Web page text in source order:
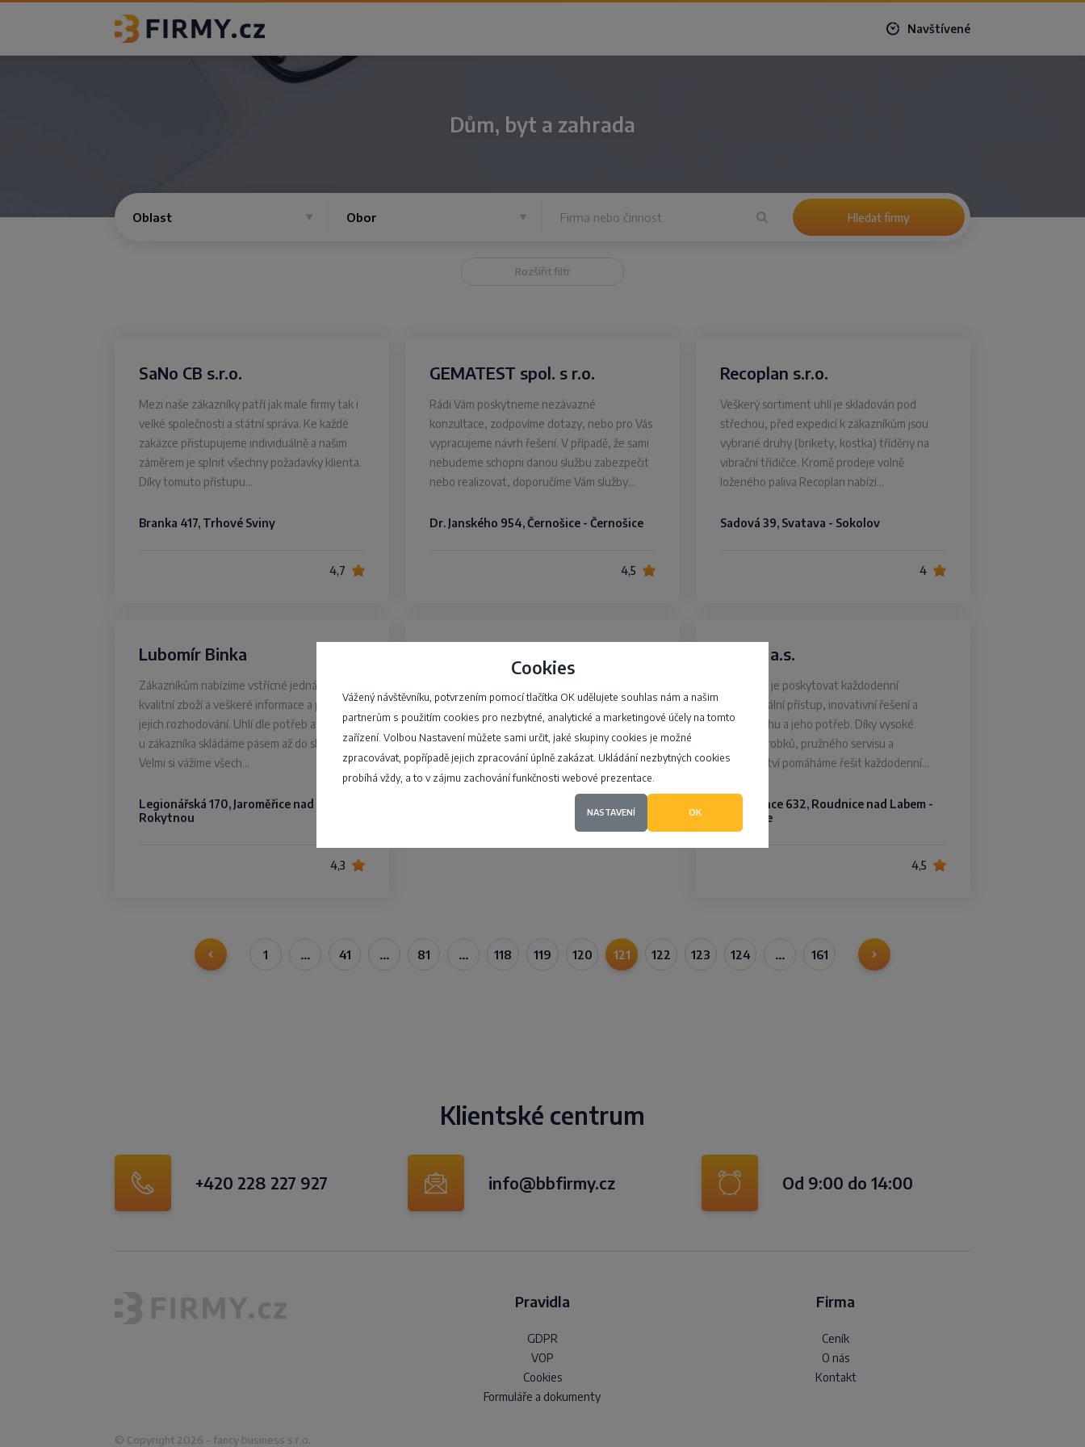
Cookies
Vážený návštěvníku, potvrzením pomocí tlačítka OK udělujete souhlas nám a našim
partnerům s použitím cookies pro nezbytné, analytické a marketingové účely na tomto
zařízení. Volbou Nastavení můžete sami určit, jaké skupiny cookies je možné
zpracovávat, popřípadě jejich zpracování úplně zakázat. Ukládání nezbytných cookies
probíhá vždy, a to v zájmu zachování funkčnosti webové prezentace.
NASTAVENÍ OK
Navštívené
Dům, byt a zahrada
Oblast Obor Hledat firmy
Rozšířit filtr
SaNo CB s.r.o.
Mezi naše zákazníky patří jak male firmy tak i
velké společnosti a státní správa. Ke každé
zakázce přistupujeme individuálně a našim
záměrem je splnit všechny požadavky klienta.
Díky tomuto přístupu…
Branka 417, Trhové Sviny
4,7
Lubomír Binka
Zákazníkům nabízíme vstřícné jednání,
kvalitní zboží a veškeré informace a pomoc při
jejich rozhodování. Uhlí dle potřeb a možnosti
u zákazníka skládáme pásem až do sklepa.
Velmi si vážíme všech…
Legionářská 170, Jaroměřice nad
Rokytnou
4,3
GEMATEST spol. s r.o.
Rádi Vám poskytneme nezávazné
konzultace, zodpovíme dotazy, nebo pro Vás
vypracujeme návrh řešení. V případě, že sami
nebudeme schopni danou službu zabezpečit
nebo realizovat, doporučíme Vám služby…
Dr. Janského 954, Černošice - Černošice
4,5
65, Líšnice - Vyšehorky
4,8
Recoplan s.r.o.
Veškerý sortiment uhlí je skladován pod
střechou, před expedicí k zákazníkům jsou
vybrané druhy (brikety, kostka) tříděny na
vibrační třídičce. Kromě prodeje volně
loženého paliva Recoplan nabízí…
Sadová 39, Svatava - Sokolov
4
MEVA a.s.
Naším cíle je poskytovat každodenní
profesionální přístup, inovativní řešení a
znalost trhu a jeho potřeb. Díky vysoké
kvalitě výrobků, pružného servisu a
poradenství pomáháme řešit každodenní…
Na Urbance 632, Roudnice nad Labem -
Roudnice
4,5
1 … 41 … 81 … 118 119 120 121 122 123 124 … 161
Klientské centrum
+420 228 227 927 info@bbfirmy.cz Od 9:00 do 14:00
Pravidla
GDPR
VOP
Cookies
Formuláře a dokumenty
Firma
Ceník
O nás
Kontakt
© Copyright 2026 - fancy business s.r.o.